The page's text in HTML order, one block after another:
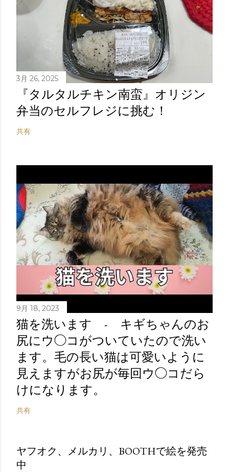
3月 26, 2025
『タルタルチキン南蛮』オリジン
弁当のセルフレジに挑む！
共有
9月 18, 2023
猫を洗います - キギちゃんのお
尻にウ◯コがついていたので洗い
ます。毛の長い猫は可愛いように
見えますがお尻が毎回ウ◯コだら
けになります。
共有
ヤフオク、メルカリ、BOOTHで絵を発売
中